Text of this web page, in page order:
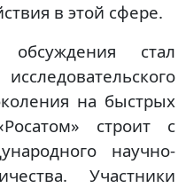
в этой сфере.
стал
на быстрых
строит с
научно-
Участники